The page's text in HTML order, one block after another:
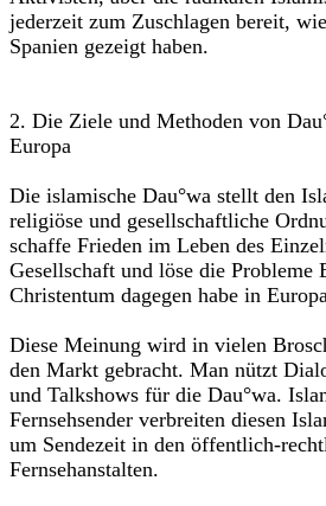
jederzeit zum Zuschlagen bereit,
Spanien gezeigt haben.
2. Die Ziele und Methoden von
Europa
Die islamische Dau°wa stellt den
religiöse und gesellschaftliche
schaffe Frieden im Leben des
Gesellschaft und löse die Probleme
Christentum dagegen habe in
Diese Meinung wird in vielen
den Markt gebracht. Man nützt
und Talkshows für die Dau°wa.
Fernsehsender verbreiten diesen
um Sendezeit in den öffentlich-
Fernsehanstalten.